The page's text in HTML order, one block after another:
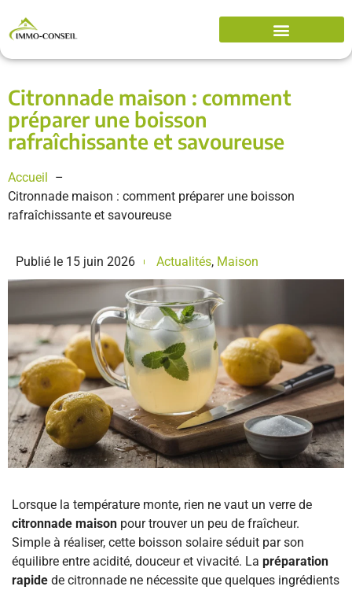
Citronnade maison : comment
préparer une boisson
rafraîchissante et savoureuse
Accueil
Citronnade maison : comment préparer une boisson
rafraîchissante et savoureuse
Publié le 15 juin 2026 Actualités, Maison
Lorsque la température monte, rien ne vaut un verre de
citronnade maison pour trouver un peu de fraîcheur.
Simple à réaliser, cette boisson solaire séduit par son
équilibre entre acidité, douceur et vivacité. La préparation
rapide de citronnade ne nécessite que quelques ingrédients